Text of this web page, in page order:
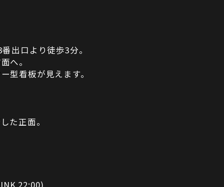
出口より徒歩3分。
へ。
型看板が見えます。
た正面。